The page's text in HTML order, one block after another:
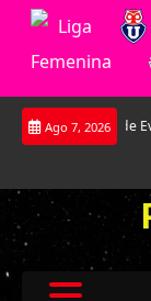
Saltar
Ago 7, 2026
La joya de Everton